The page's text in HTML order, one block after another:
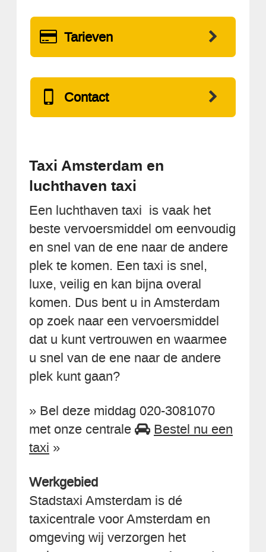
Tarieven
Contact
Taxi Amsterdam en
luchthaven taxi
Een luchthaven taxi is vaak het
beste vervoersmiddel om eenvoudig
en snel van de ene naar de andere
plek te komen. Een taxi is snel,
luxe, veilig en kan bijna overal
komen. Dus bent u in Amsterdam
op zoek naar een vervoersmiddel
dat u kunt vertrouwen en waarmee
u snel van de ene naar de andere
plek kunt gaan?
» Bel deze middag 020-3081070
met onze centrale
Bestel nu een
taxi »
Werkgebied
Stadstaxi Amsterdam is dé
taxicentrale voor Amsterdam en
omgeving wij verzorgen het